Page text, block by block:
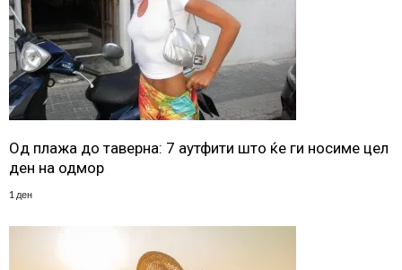
Од плажа до таверна: 7 аутфити што ќе ги носиме цел
ден на одмор
1 ден